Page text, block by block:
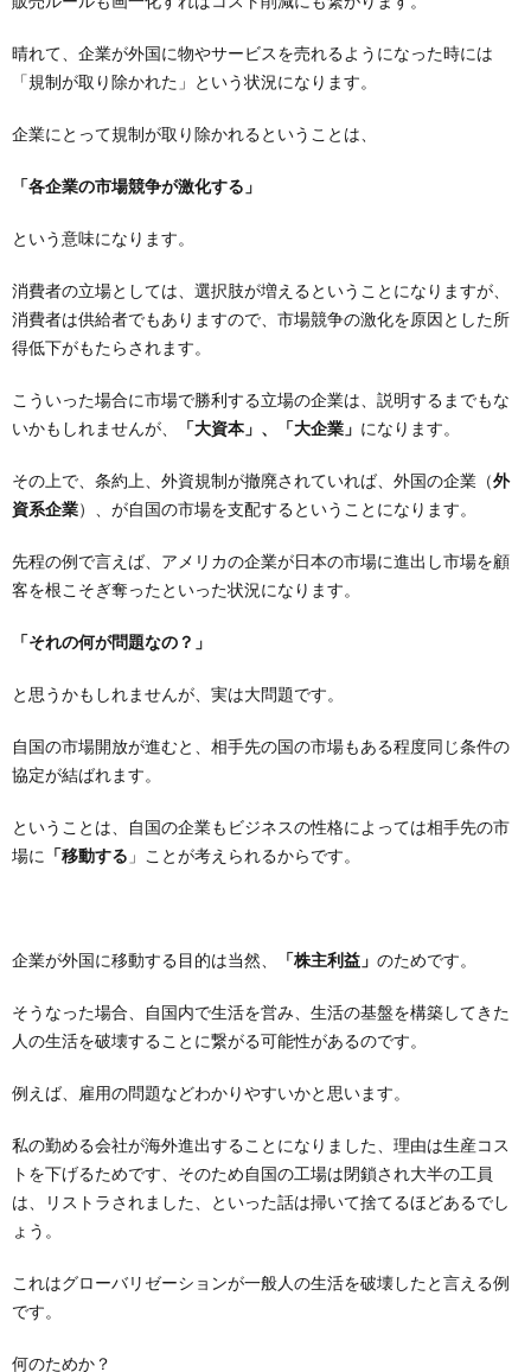
晴れて、企業が外国に物やサービスを売れるようになった時には
「規制が取り除かれた」という状況になります。
企業にとって規制が取り除かれるということは、
「各企業の市場競争が激化する」
という意味になります。
消費者の立場としては、選択肢が増えるということになりますが、
消費者は供給者でもありますので、市場競争の激化を原因とした所
得低下がもたらされます。
こういった場合に市場で勝利する立場の企業は、説明するまでもな
いかもしれませんが、
「大資本」、「大企業」 になります。
その上で、条約上、外資規制が撤廃されていれば、外国の企業（外
資系企業）、が自国の市場を支配するということになります。
先程の例で言えば、アメリカの企業が日本の市場に進出し市場を顧
客を根こそぎ奪ったといった状況になります。
「それの何が問題なの？」
と思うかもしれませんが、実は大問題です。
自国の市場開放が進むと、相手先の国の市場もある程度同じ条件の
協定が結ばれます。
ということは、自国の企業もビジネスの性格によっては相手先の市
場に 「移動する 」ことが考えられるからです。
企業が外国に移動する目的は当然、 「株主利益」 のためです。
そうなった場合、自国内で生活を営み、生活の基盤を構築してきた
人の生活を破壊することに繋がる可能性があるのです。
例えば、雇用の問題などわかりやすいかと思います。
私の勤める会社が海外進出することになりました、理由は生産コス
トを下げるためです、そのため自国の工場は閉鎖され大半の工員
は、リストラされました、といった話は掃いて捨てるほどあるでし
ょう。
これはグローバリゼーションが一般人の生活を破壊したと言える例
です。
何のためか？